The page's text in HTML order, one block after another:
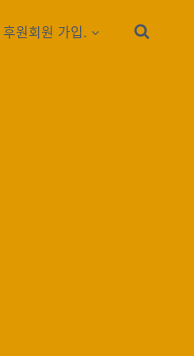
후원회원 가입.